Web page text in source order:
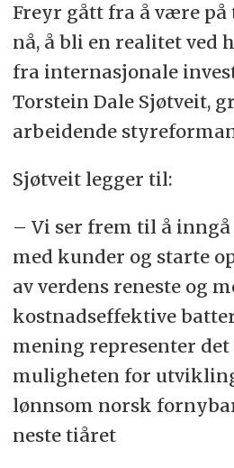
Freyr gått fra å være
nå, å bli en realitet ved
fra internasjonale
Torstein Dale Sjøtveit,
arbeidende
Sjøtveit legger til:
– Vi ser frem til å
med kunder og starte
av verdens reneste og
kostnadseffektive
mening representer det
muligheten for
lønnsom norsk
neste tiåret